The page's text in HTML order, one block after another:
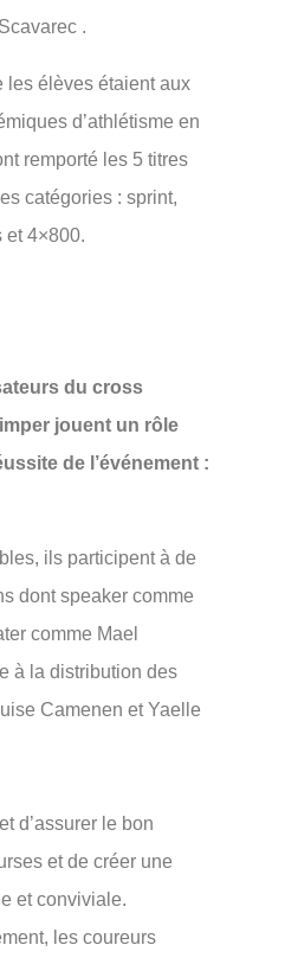
.
les élèves étaient aux
d’athlétisme en
remporté les 5 titres
catégories : sprint,
et 4×800.
du cross
jouent un rôle
de l’événement :
ils participent à de
dont speaker comme
comme Mael
à la distribution des
Camenen et Yaelle
d’assurer le bon
et de créer une
et conviviale.
les coureurs